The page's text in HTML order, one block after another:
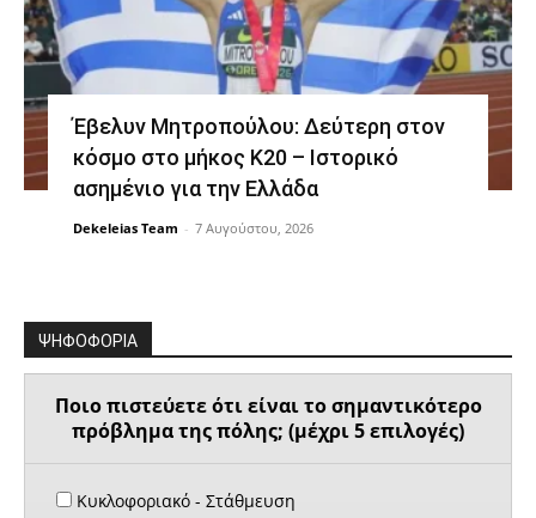
Έβελυν Μητροπούλου: Δεύτερη στον
κόσμο στο μήκος Κ20 – Ιστορικό
ασημένιο για την Ελλάδα
Dekeleias Team - 7 Αυγούστου, 2026
ΨΗΦΟΦΟΡΙΑ
Ποιο πιστεύετε ότι είναι το σημαντικότερο
πρόβλημα της πόλης; (μέχρι 5 επιλογές)
Κυκλοφοριακό - Στάθμευση